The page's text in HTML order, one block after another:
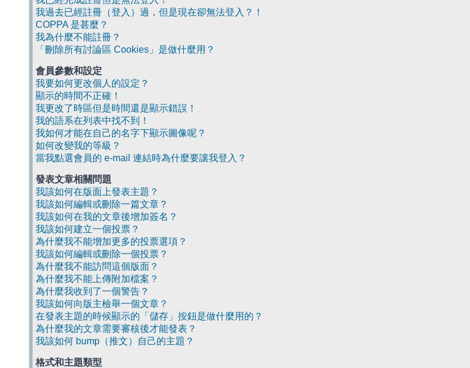
我過去已經註冊（登入）過，但是現在卻無法登入？！
COPPA 是甚麼？
我為什麼不能註冊？
「刪除所有討論區 Cookies」是做什麼用？
會員參數和設定
我要如何更改個人的設定？
顯示的時間不正確！
我更改了時區但是時間還是顯示錯誤！
我的語系在列表中找不到！
我如何才能在自己的名字下顯示圖像呢？
如何改變我的等級？
當我點選會員的 e-mail 連結時為什麼要讓我登入？
發表文章相關問題
我該如何在版面上發表主題？
我該如何編輯或刪除一篇文章？
我該如何在我的文章後增加簽名？
我該如何建立一個投票？
為什麼我不能增加更多的投票選項？
我該如何編輯或刪除一個投票？
為什麼我不能訪問這個版面？
為什麼我不能上傳附加檔案？
為什麼我收到了一個警告？
我該如何向版主檢舉一個文章？
在發表主題的時候顯示的「儲存」按鈕是做什麼用的？
為什麼我的文章需要審核後才能發表？
我該如何 bump（推文）自己的主題？
格式和主題類型